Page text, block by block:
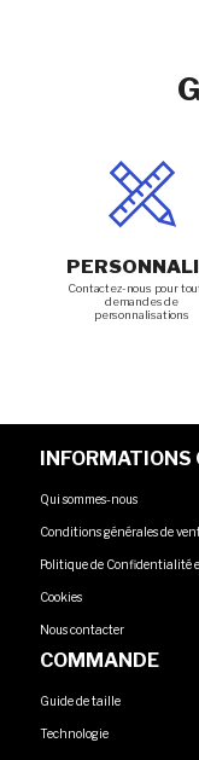
Contactez-nous pour
demandes de
personnalisations
INFORMATIONS
Qui sommes-nous
Conditions générales de
Politique de Confidentialité
Cookies
Nous contacter
COMMANDE
Guide de taille
Technologie